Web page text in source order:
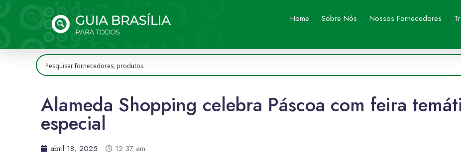
Home Sobre Nós Nossos Fornecedores
Alameda Shopping celebra Páscoa com feira
especial
abril 18, 2025
12:37 am